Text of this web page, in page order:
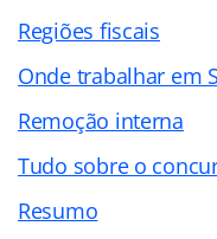
Regiões fiscais
Onde trabalhar em
Remoção interna
Tudo sobre o
Resumo